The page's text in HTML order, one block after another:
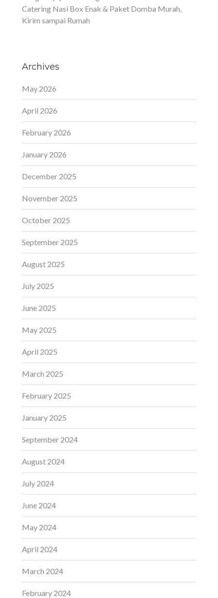
Catering Nasi Box Enak & Paket Domba Murah,
Kirim sampai Rumah
Archives
May 2026
April 2026
February 2026
January 2026
December 2025
November 2025
October 2025
September 2025
August 2025
July 2025
June 2025
May 2025
April 2025
March 2025
February 2025
January 2025
September 2024
August 2024
July 2024
June 2024
May 2024
April 2024
March 2024
February 2024